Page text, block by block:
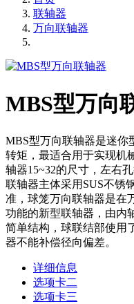
联轴器
万向联轴器
MBS型万向
MBS型万向联轴器是迷你
转矩，最适合用于实现机
轴器15~32的尺寸，左右
联轴器主体采用SUS不锈
准，球笼万向联轴器是在
功能的新型联轴器，由内
简单结构，球联结部使用
器不能补偿径向偏差。
详细信息
选项卡二
选项卡三